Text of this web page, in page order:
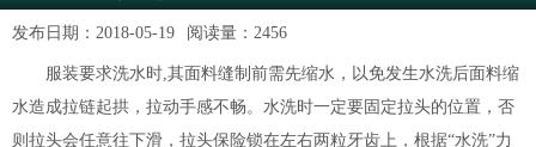
发布日期： 2018-05-19 阅读量： 2456
服装要求洗水时,其面料缝制前需先缩水，以免发生水洗后面料缩
水造成拉链起拱，拉动手感不畅。水洗时一定要固定拉头的位置，否
则拉头会任意往下滑，拉头保险锁在左右两粒牙齿上，根据“水洗”力